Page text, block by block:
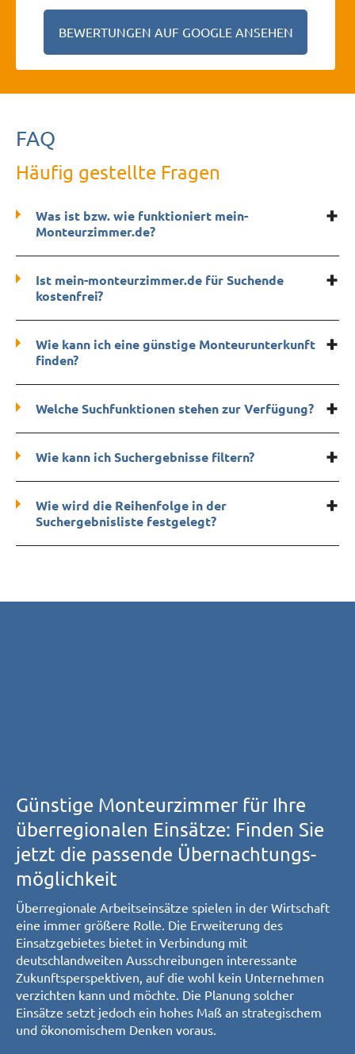
BEWERTUNGEN AUF GOOGLE ANSEHEN
FAQ
Häufig gestellte Fragen
Was ist bzw. wie funktioniert mein-
Monteurzimmer.de?
Ist mein-monteurzimmer.de für Suchende
kostenfrei?
Wie kann ich eine günstige Monteurunterkunft
finden?
Welche Suchfunktionen stehen zur Verfügung?
Wie kann ich Suchergebnisse filtern?
Wie wird die Reihenfolge in der
Suchergebnisliste festgelegt?
Günstige Monteurzimmer für Ihre
überregionalen Einsätze: Finden Sie
jetzt die passende Übernachtungs­
möglichkeit
Überregionale Arbeitseinsätze spielen in der Wirtschaft
eine immer größere Rolle. Die Erweiterung des
Einsatzgebietes bietet in Verbindung mit
deutschlandweiten Ausschreibungen interessante
Zukunftsperspektiven, auf die wohl kein Unternehmen
verzichten kann und möchte. Die Planung solcher
Einsätze setzt jedoch ein hohes Maß an strategischem
und ökonomischem Denken voraus.